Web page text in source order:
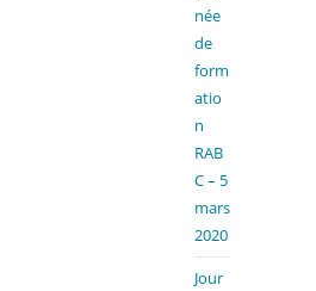
née
de
form
atio
n
RAB
C – 5
mars
2020
Jour